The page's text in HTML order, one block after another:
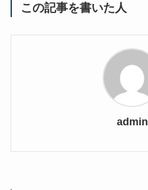
この記事を書いた人
admin